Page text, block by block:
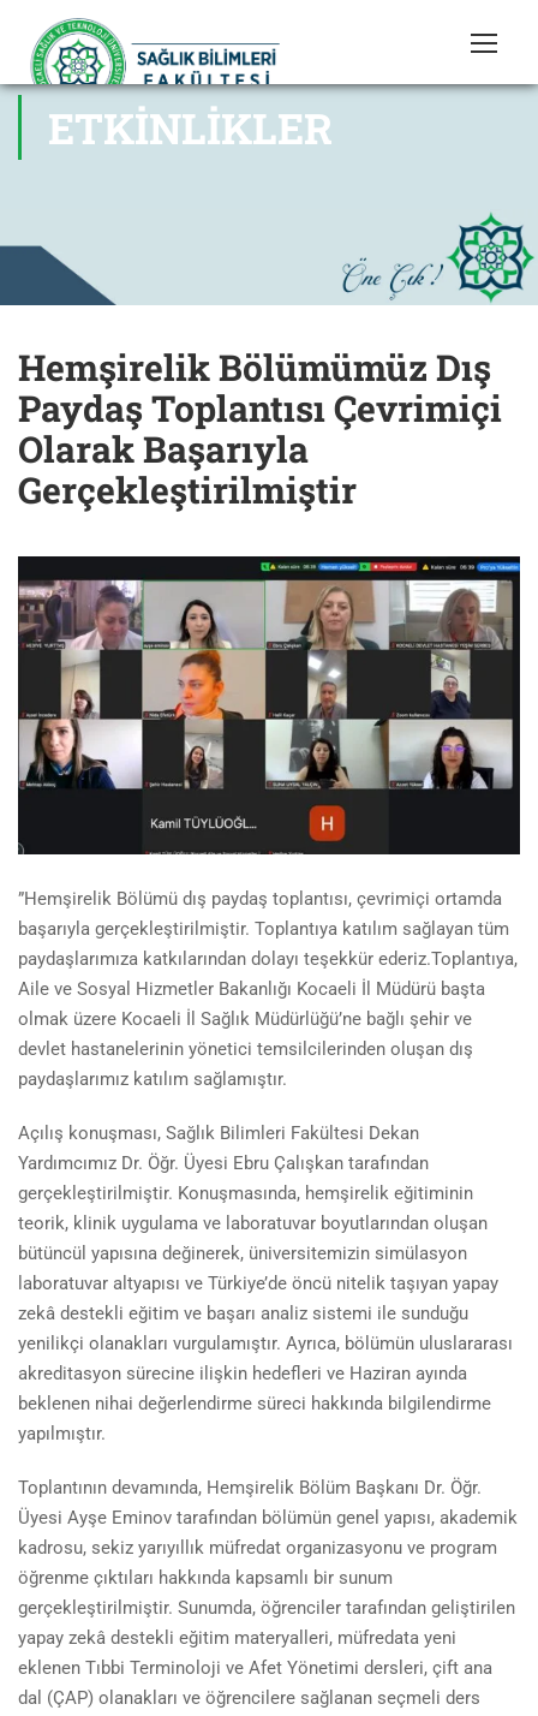
ETKINLIKLER
Hemşirelik Bölümümüz Dış
Paydaş Toplantısı Çevrimiçi
Olarak Başarıyla
Gerçekleştirilmiştir
”Hemşirelik Bölümü dış paydaş toplantısı, çevrimiçi ortamda
başarıyla gerçekleştirilmiştir. Toplantıya katılım sağlayan tüm
paydaşlarımıza katkılarından dolayı teşekkür ederiz.Toplantıya,
Aile ve Sosyal Hizmetler Bakanlığı Kocaeli İl Müdürü başta
olmak üzere Kocaeli İl Sağlık Müdürlüğü’ne bağlı şehir ve
devlet hastanelerinin yönetici temsilcilerinden oluşan dış
paydaşlarımız katılım sağlamıştır.
Açılış konuşması, Sağlık Bilimleri Fakültesi Dekan
Yardımcımız Dr. Öğr. Üyesi Ebru Çalışkan tarafından
gerçekleştirilmiştir. Konuşmasında, hemşirelik eğitiminin
teorik, klinik uygulama ve laboratuvar boyutlarından oluşan
bütüncül yapısına değinerek, üniversitemizin simülasyon
laboratuvar altyapısı ve Türkiye’de öncü nitelik taşıyan yapay
zekâ destekli eğitim ve başarı analiz sistemi ile sunduğu
yenilikçi olanakları vurgulamıştır. Ayrıca, bölümün uluslararası
akreditasyon sürecine ilişkin hedefleri ve Haziran ayında
beklenen nihai değerlendirme süreci hakkında bilgilendirme
yapılmıştır.
Toplantının devamında, Hemşirelik Bölüm Başkanı Dr. Öğr.
Üyesi Ayşe Eminov tarafından bölümün genel yapısı, akademik
kadrosu, sekiz yarıyıllık müfredat organizasyonu ve program
öğrenme çıktıları hakkında kapsamlı bir sunum
gerçekleştirilmiştir. Sunumda, öğrenciler tarafından geliştirilen
yapay zekâ destekli eğitim materyalleri, müfredata yeni
eklenen Tıbbi Terminoloji ve Afet Yönetimi dersleri, çift ana
dal (ÇAP) olanakları ve öğrencilere sağlanan seçmeli ders